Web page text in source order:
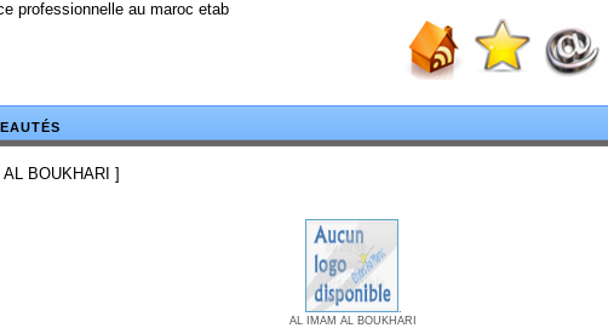
professionnelle au maroc etab
BOUKHARI ]
.
AL IMAM AL BOUKHARI